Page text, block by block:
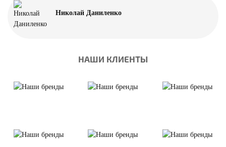
Николай Даниленко
НАШИ КЛИЕНТЫ